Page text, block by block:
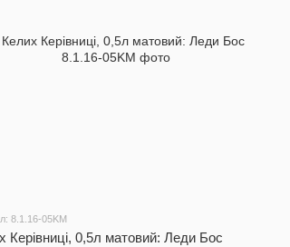
8.1.16-05KM
Керівниці, 0,5л матовий: Леди Бос